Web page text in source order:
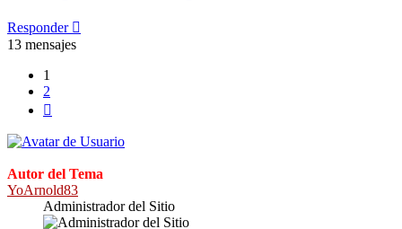
Responder
13 mensajes
1
2
Autor del Tema
YoArnold83
Administrador del Sitio